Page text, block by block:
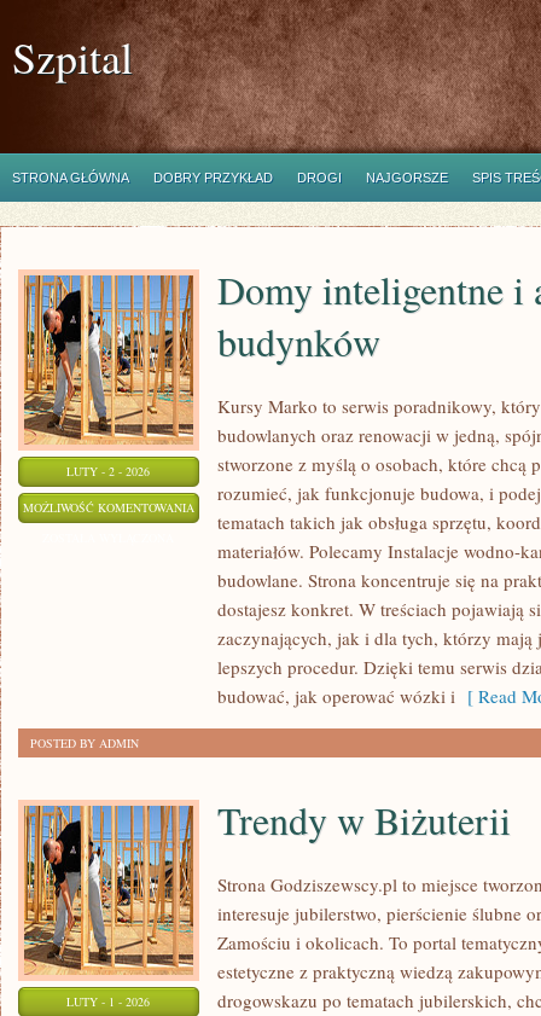
Szpital
STRONA GŁÓWNA DOBRY PRZYKŁAD DROGI NAJGORSZE SPIS
LUTY - 2 - 2026
MOŻLIWOŚĆ KOMENTOWANIA
Domy inteligentne i
budynków
Kursy Marko to serwis poradnikowy,
budowlanych oraz renowacji w jedną,
stworzone z myślą o osobach, które chcą
rozumieć, jak funkcjonuje budowa, i
tematach takich jak obsługa sprzętu,
materiałów. Polecamy Instalacje wodno-
budowlane. Strona koncentruje się na
dostajesz konkret. W treściach pojawiają
zaczynających, jak i dla tych, którzy mają
lepszych procedur. Dzięki temu serwis
budować, jak operować wózki i [ Read
POSTED BY ADMIN
LUTY - 1 - 2026
Trendy w Biżuterii
Strona Godziszewscy.pl to miejsce
interesuje jubilerstwo, pierścienie ślubne
Zamościu i okolicach. To portal
estetyczne z praktyczną wiedzą
drogowskazu po tematach jubilerskich,